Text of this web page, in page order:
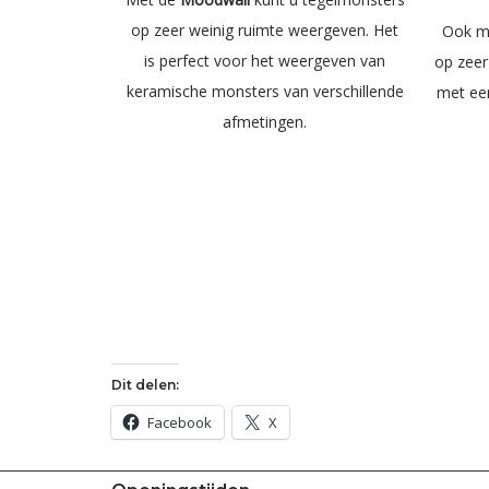
op zeer weinig ruimte weergeven. Het
is perfect voor het weergeven van
keramische monsters van verschillende
afmetingen.
Ook
op
met
Dit delen:
Facebook X